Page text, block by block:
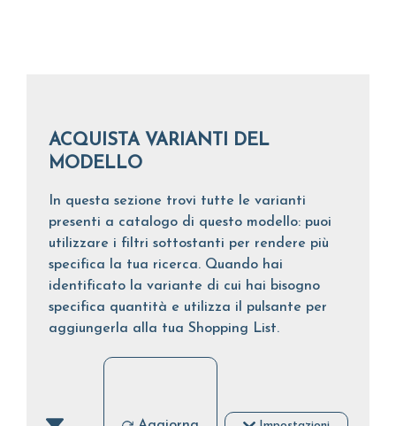
ACQUISTA VARIANTI DEL
MODELLO
In questa sezione trovi tutte le varianti
presenti a catalogo di questo modello: puoi
utilizzare i filtri sottostanti per rendere più
specifica la tua ricerca. Quando hai
identificato la variante di cui hai bisogno
specifica quantità e utilizza il pulsante per
aggiungerla alla tua Shopping List.